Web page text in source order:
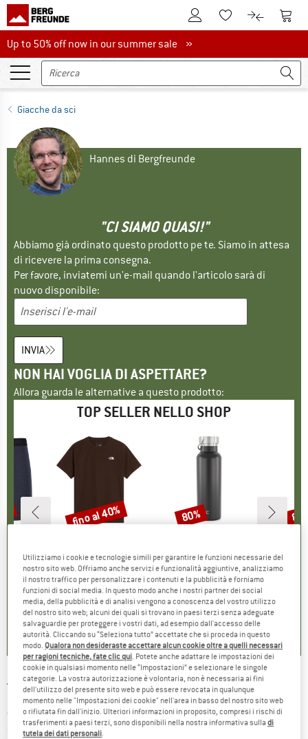
Al conto clienteAlla lista
Al Al
Up to 50% off now in our summer sale
Up to 50% off now in our summer sale »
Giacche da sci
Hannes di Bergfreunde
"CI SIAMO QUASI!"
Abbiamo già ordinato questo prodotto pe te. Siamo in attesa
di ricevere la prima consegna.
Per favore, inviatemi un'e-mail quando l'articolo sarà di
nuovo disponibile:
INVIA
NON HAI VOGLIA DI ASPETTARE?
Allora guarda le alternative a questo prodotto:
TOP SELLER NELLO SHOP
Boxer
ridotto
€
2
)
Articolo
Evolution Simple Dome Short Sleeve
Gruppo di prodotti
T-shirt
Prezzo
26,95 € Prezzo ridotto
da16,17 €
+11
4,8(8)
Sconto
fino al 40%
Articolo
HeladagenSt. Insulated Stainless Steel Bottle 500
Gruppo di prodotti
Bottiglia termica
Prezzo
24,95 € Prezzo ridotto
da 4,99 €
4,6(20)
Sconto
80%
Articolo
HeladagenSt.
THE NORTH FACE -Summit Verbier GTX
Jacket - Giacca da sci
(0)
Utilizziamo i cookie e tecnologie simili per garantire le funzioni necessarie del
nostro sito web. Offriamo anche servizi e funzionalità aggiuntive, analizziamo
il nostro traffico per personalizzare i contenuti e la pubblicità e forniamo
funzioni di social media. In questo modo anche i nostri partner dei social
media, della pubblicità e di analisi vengono a conoscenza del vostro utilizzo
del nostro sito web; alcuni dei quali si trovano in paesi terzi senza adeguate
salvaguardie per proteggere i vostri dati, ad esempio dall'accesso delle
autorità. Cliccando su “Seleziona tutto” accettate che si proceda in questo
modo. Qualora non desideraste accettare alcun cookie oltre a quelli necessari
per ragioni tecniche, fate clic qui . Potete anche adattare le impostazioni dei
cookie in qualsiasi momento nelle “Impostazioni” e selezionare le singole
categorie. La vostra autorizzazione è volontaria, non è necessaria ai fini
dell'utilizzo del presente sito web e può essere revocata in qualunque
momento nelle "Impostazioni dei cookie" nell'area in basso del nostro sito web
o rifiutata fin dall'inizio. Ulteriori informazioni in proposito, compresi i rischi di
trasferimenti a paesi terzi, sono disponibili nella nostra informativa sulladi
tutela dei dati personali